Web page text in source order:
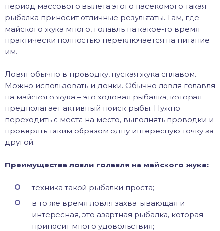
период массового вылета этого насекомого такая
рыбалка приносит отличные результаты. Там, где
майского жука много, голавль на какое-то время
практически полностью переключается на питание
им.
Ловят обычно в проводку, пуская жука сплавом.
Можно использовать и донки. Обычно ловля голавля
на майского жука – это ходовая рыбалка, которая
предполагает активный поиск рыбы. Нужно
переходить с места на место, выполнять проводки и
проверять таким образом одну интересную точку за
другой.
Преимущества ловли голавля на майского жука:
техника такой рыбалки проста;
в то же время ловля захватывающая и
интересная, это азартная рыбалка, которая
приносит много удовольствия;